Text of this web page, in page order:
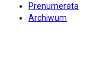
Prenumerata
Archiwum